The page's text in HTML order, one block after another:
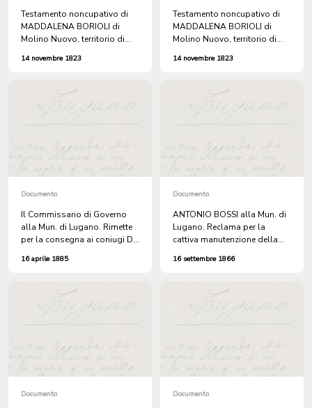
Testamento noncupativo di
MADDALENA BORIOLI di
Molino Nuovo, territorio di
Riva di Lugano).
14 novembre 1823
Testamento noncupativo di
MADDALENA BORIOLI di
Molino Nuovo, territorio di
Riva di Lugano).
14 novembre 1823
Documento
Il Commissario di Governo
alla Mun. di Lugano. Rimette
per la consegna ai coniugi Dr.
DELAY-BERLAN, dimoranti a
giudiziari francesi.
16 aprile 1885
Documento
ANTONIO BOSSI alla Mun. di
Lugano. Reclama per la
cattiva manutenzione della
Molino Nuovo, mette a
16 settembre 1866
Documento Documento